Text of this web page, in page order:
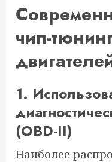
чип-
1.
(OBD-II)
Наиболее